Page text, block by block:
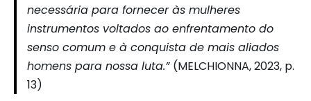
necessária para fornecer às mulheres
instrumentos voltados ao enfrentamento do
senso comum e à conquista de mais aliados
homens para nossa luta.” (MELCHIONNA, 2023, p.
13)